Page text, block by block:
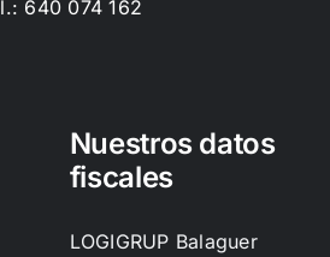
640 074 162
Nuestros datos
fiscales
LOGIGRUP Balaguer